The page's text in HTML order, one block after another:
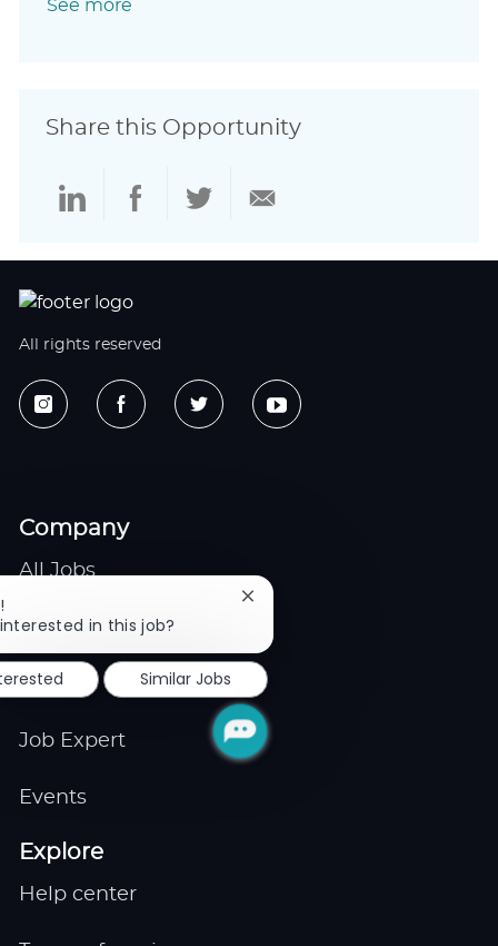
See more
Share this Opportunity
Share
LinkedIn
ShareShareShare
All rights reserved
Company
All Jobs
Gigs
Remote
Job Expert
Events
Explore
Help center
in this job?
Close
notification
Similar Jobs